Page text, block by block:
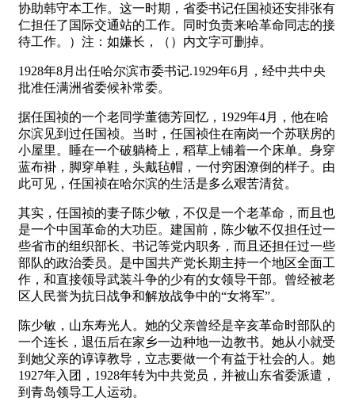
协助韩守本工作。这一时期，省委书记任国祯还安排张有
仁担任了国际交通站的工作。同时负责来哈革命同志的接
待工作。）注：如嫌长，（）内文字可删掉。
1928年8月出任哈尔滨市委书记.1929年6月，经中共中央
批准任满洲省委候补常委。
据任国祯的一个老同学董德芳回忆，1929年4月，他在哈
尔滨见到过任国祯。当时，任国祯住在南岗一个苏联房的
小屋里。睡在一个破躺椅上，稻草上铺着一个床单。身穿
蓝布褂，脚穿单鞋，头戴毡帽，一付穷困潦倒的样子。由
此可见，任国祯在哈尔滨的生活是多么艰苦清贫。
其实，任国祯的妻子陈少敏，不仅是一个老革命，而且也
是一个中国革命的大功臣。建国前，陈少敏不仅担任过一
些省市的组织部长、书记等党内职务，而且还担任过一些
部队的政治委员。是中国共产党长期主持一个地区全面工
作，和直接领导武装斗争的少有的女领导干部。曾经被老
区人民誉为抗日战争和解放战争中的“女将军”。
陈少敏，山东寿光人。她的父亲曾经是辛亥革命时部队的
一个连长，退伍后在家乡一边种地一边教书。她从小就受
到她父亲的谆谆教导，立志要做一个有益于社会的人。她
1927年入团，1928年转为中共党员，并被山东省委派遣，
到青岛领导工人运动。